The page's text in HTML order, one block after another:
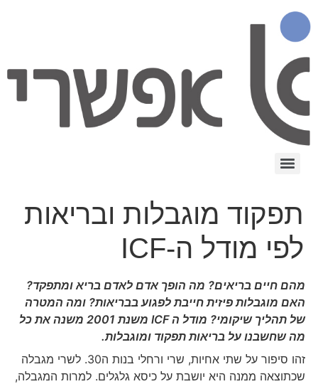
תפקוד מוגבלות ובריאות
לפי מודל ה-ICF
מהם חיים בריאים? מה הופך אדם לאדם בריא ומתפקד?
האם מוגבלות פיזית חייבת לפגוע בבריאות? ומה המטרה
של תהליך שיקומי? מודל ה ICF משנת 2001 משנה את כל
מה שחשבנו על בריאות תפקוד ומוגבלות.
זהו סיפור על שתי אחיות, שרי ורחלי בנות ה30. לשרי מגבלה
שכתוצאה ממנה היא יושבת על כיסא גלגלים. למרות המגבלה,